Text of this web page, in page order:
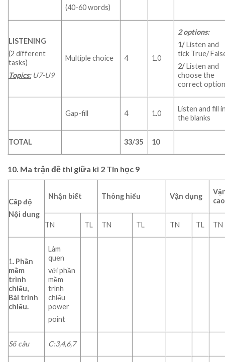
(40-60 words)
LISTENING
(2 different
tasks)
Topics:U7-U9
Multiple choice 4 1.0
2 options:
1/Listen and
tick True/
2/Listen and
choose the
correct
Gap-fill 4 1.0
Listen and fill
the blanks
TOTAL 33/35 10
10. Ma trận đề thi giữa kì 2 Tin học 9
Cấp độ
Nội dung
Nhận biết Thông hiểu Vận dụng
cao
TN TL TN TL TN TL TN
1. Phần
mềm
trình
chiếu,
Bài trình
chiếu.
Làm
quen
với phần
mềm
trình
chiếu
power
point
Số câu C:3,4,6,7